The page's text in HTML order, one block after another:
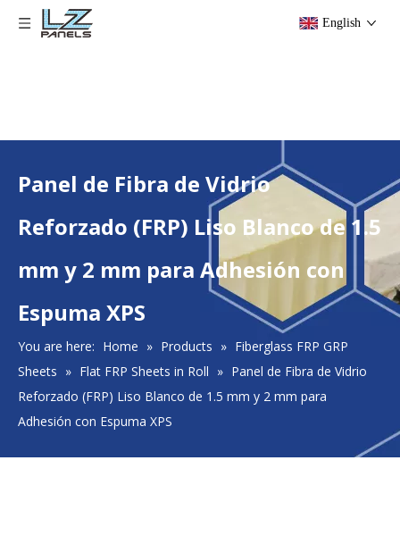
English
Panel de Fibra de Vidrio
Reforzado (FRP) Liso Blanco de 1.5
mm y 2 mm para Adhesión con
Espuma XPS
You are here: Home » Products » Fiberglass FRP GRP
Sheets » Flat FRP Sheets in Roll » Panel de Fibra de Vidrio
Reforzado (FRP) Liso Blanco de 1.5 mm y 2 mm para
Adhesión con Espuma XPS